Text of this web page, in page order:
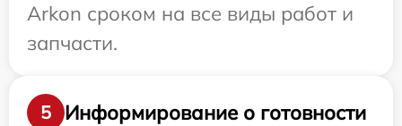
Arkon сроком на все виды работ и
запчасти.
5
Информирование о готовности